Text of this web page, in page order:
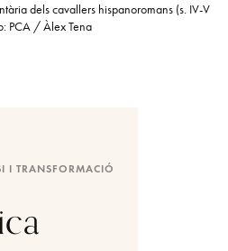
dels cavallers hispanoromans (s. IV-V
PCA / Àlex Tena
I TRANSFORMACIÓ